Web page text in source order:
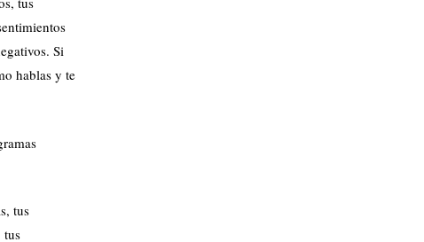
Si
hablas y te
tus
tus